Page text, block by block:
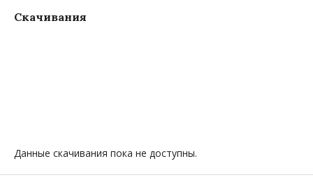
Скачивания
Данные скачивания пока не доступны.